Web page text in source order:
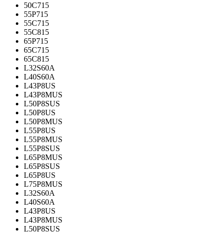
50C715
55P715
55C715
55C815
65P715
65C715
65C815
L32S60A
L40S60A
L43P8US
L43P8MUS
L50P8SUS
L50P8US
L50P8MUS
L55P8US
L55P8MUS
L55P8SUS
L65P8MUS
L65P8SUS
L65P8US
L75P8MUS
L32S60A
L40S60A
L43P8US
L43P8MUS
L50P8SUS